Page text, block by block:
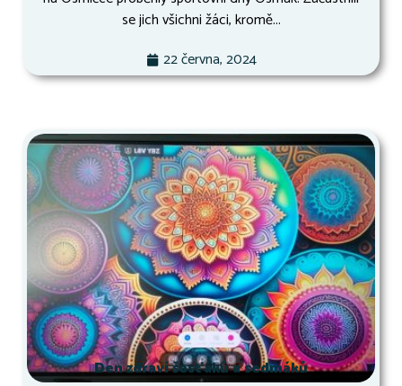
se jich všichni žáci, kromě...
22 června, 2024
Den zdraví šesťáků a sedmáků